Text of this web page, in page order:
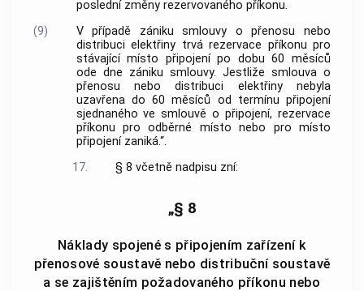
poslední změny rezervovaného příkonu.
(9)
V případě zániku smlouvy o přenosu nebo
distribuci elektřiny trvá rezervace příkonu pro
stávající místo připojení po dobu 60 měsíců
ode dne zániku smlouvy. Jestliže smlouva o
přenosu nebo distribuci elektřiny nebyla
uzavřena do 60 měsíců od termínu připojení
sjednaného ve smlouvě o připojení, rezervace
příkonu pro odběrné místo nebo pro místo
připojení zaniká.“.
17.
§ 8 včetně nadpisu zní:
„§ 8
Náklady spojené s připojením zařízení k
přenosové soustavě nebo distribuční soustavě
a se zajištěním požadovaného příkonu nebo